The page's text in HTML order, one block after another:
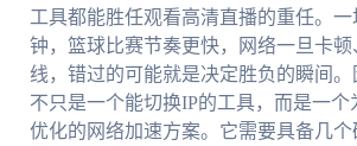
工具都能胜任观看高清直播的重任。一
钟，篮球比赛节奏更快，网络一旦卡
线，错过的可能就是决定胜负的瞬间
不只是一个能切换IP的工具，而是一
优化的网络加速方案。它需要具备几